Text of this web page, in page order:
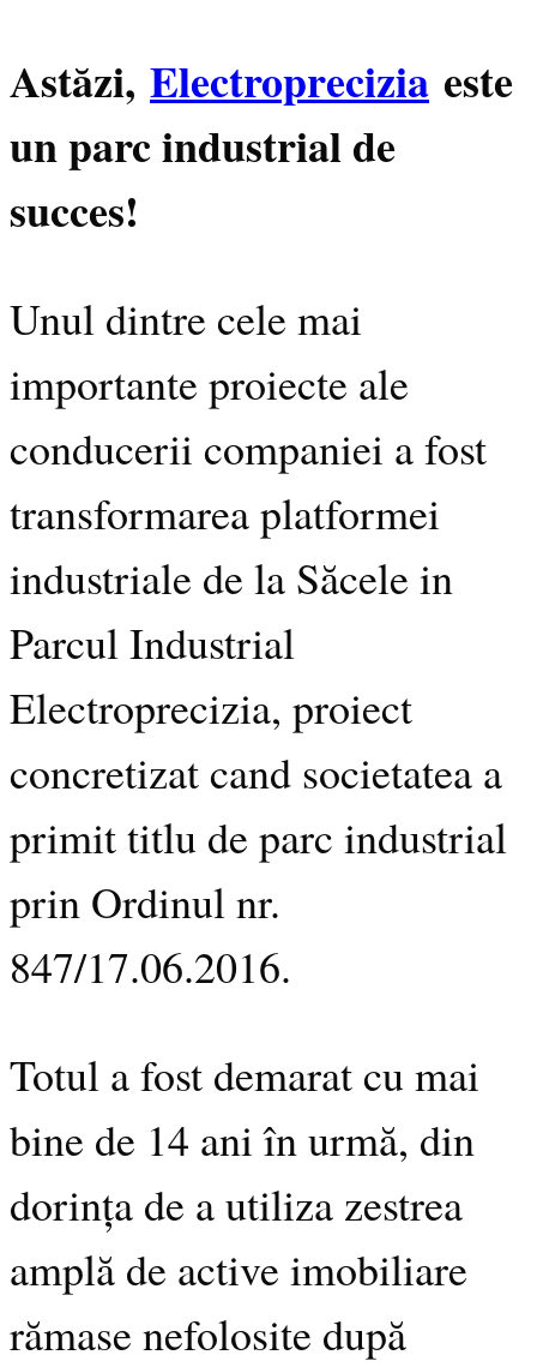
Astăzi, Electroprecizia este
un parc industrial de
succes!
Unul dintre cele mai
importante proiecte ale
conducerii companiei a fost
transformarea platformei
industriale de la Săcele in
Parcul Industrial
Electroprecizia, proiect
concretizat cand societatea a
primit titlu de parc industrial
prin Ordinul nr.
847/17.06.2016.
Totul a fost demarat cu mai
bine de 14 ani în urmă, din
dorința de a utiliza zestrea
amplă de active imobiliare
rămase nefolosite după